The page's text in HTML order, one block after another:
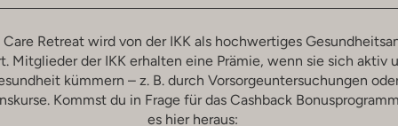
Care Retreat wird von der IKK als hochwertiges
Mitglieder der IKK erhalten eine Prämie, wenn sie sich aktiv
kümmern – z. B. durch Vorsorgeuntersuchungen
Kommst du in Frage für das Cashback
es hier heraus: